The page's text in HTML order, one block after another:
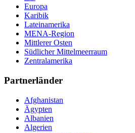
Europa
Karibik
Lateinamerika
MENA-Region
Mittlerer Osten
Südlicher Mittelmeerraum
Zentralamerika
Partnerländer
Afghanistan
Ägypten
Albanien
Algerien